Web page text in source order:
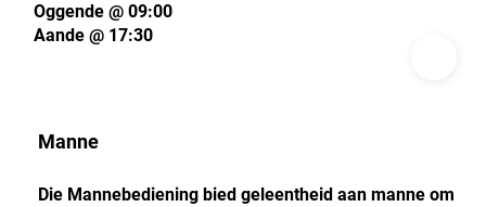
Manne
Die Mannebediening bied geleentheid aan manne om
Oggende @ 09:00
Aande @ 17:30